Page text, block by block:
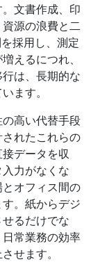
文書作成、印
源の浪費と二
採用し、測定
えるにつれ、
は、長期的な
ます。
高い代替手段
れたこれらの
データを収
力がなくな
オフィス間の
。紙からデジ
るだけでな
常業務の効率
せます。